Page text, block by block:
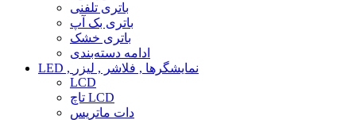
باتری تلفنی
باتری بک آپ
باتری خشک
ادامه دسته‌بندی
LED , نمایشگرها , فلاشر , لیزر
LCD
تاچ LCD
دات ماتریس